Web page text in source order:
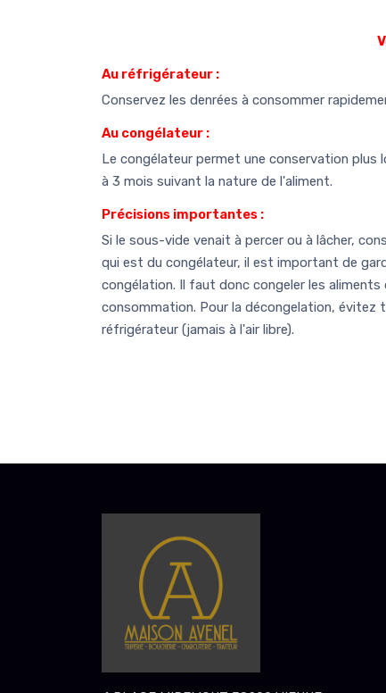
Au réfrigérateur :
Conservez les denrées à consommer
Au congélateur :
Le congélateur permet une conservation plus
à 3 mois suivant la nature de l'aliment.
Précisions importantes :
Si le sous-vide venait à percer ou à lâcher,
qui est du congélateur, il est important de
congélation. Il faut donc congeler les
consommation. Pour la décongelation, évitez
réfrigérateur (jamais à l'air libre).